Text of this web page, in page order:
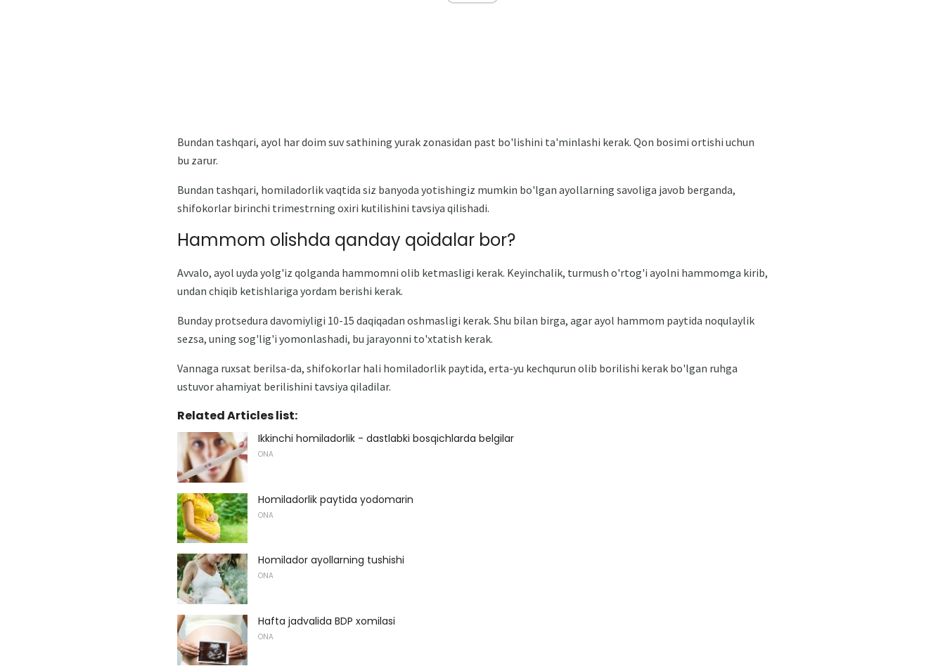
Bundan tashqari, ayol har doim suv sathining yurak zonasidan past bo'lishini ta'minlashi kerak. Qon bosimi ortishi uchun
bu zarur.
Bundan tashqari, homiladorlik vaqtida siz banyoda yotishingiz mumkin bo'lgan ayollarning savoliga javob berganda,
shifokorlar birinchi trimestrning oxiri kutilishini tavsiya qilishadi.
Hammom olishda qanday qoidalar bor?
Avvalo, ayol uyda yolg'iz qolganda hammomni olib ketmasligi kerak. Keyinchalik, turmush o'rtog'i ayolni hammomga kirib,
undan chiqib ketishlariga yordam berishi kerak.
Bunday protsedura davomiyligi 10-15 daqiqadan oshmasligi kerak. Shu bilan birga, agar ayol hammom paytida noqulaylik
sezsa, uning sog'lig'i yomonlashadi, bu jarayonni to'xtatish kerak.
Vannaga ruxsat berilsa-da, shifokorlar hali homiladorlik paytida, erta-yu kechqurun olib borilishi kerak bo'lgan ruhga
ustuvor ahamiyat berilishini tavsiya qiladilar.
Related Articles list:
Ikkinchi homiladorlik - dastlabki bosqichlarda belgilar
ONA
Homiladorlik paytida yodomarin
ONA
Homilador ayollarning tushishi
ONA
Hafta jadvalida BDP xomilasi
ONA